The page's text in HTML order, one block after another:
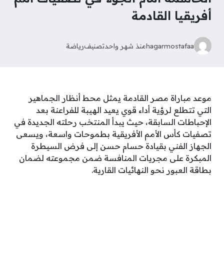
أفريقيا القادمة
hagarmostafaaمنذ شهر واحدتصنيفرياضة
موعد مباراة مصر القادمة يمثل محط أنظار الجماهير
التي تتطلع لرؤية أداء قوي يعيد الهيبة للفراعنة بعد
الإحباطات السابقة، حيث يبدأ المنتخب رحلته الجديدة في
تصفيات كأس الأمم الأفريقية بطموحات واسعة، ويسعى
الجهاز الفني بقيادة حسام حسن إلى فرض السيطرة
المبكرة على مجريات المنافسة ضمن مجموعته لضمان
بطاقة العبور نحو النهائيات القارية.